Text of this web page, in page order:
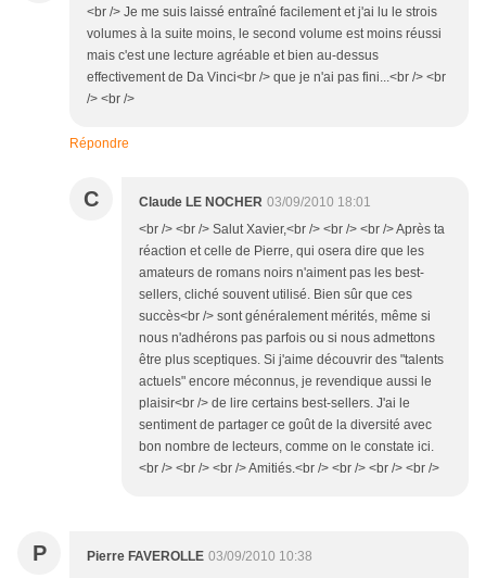
<br /> Je me suis laissé entraîné facilement et j'ai lu le strois
volumes à la suite moins, le second volume est moins réussi
mais c'est une lecture agréable et bien au-dessus
effectivement de Da Vinci<br /> que je n'ai pas fini...<br /> <br
/> <br />
Répondre
C Claude LE NOCHER 03/09/2010 18:01
<br /> <br /> Salut Xavier,<br /> <br /> <br /> Après ta
réaction et celle de Pierre, qui osera dire que les
amateurs de romans noirs n'aiment pas les best-
sellers, cliché souvent utilisé. Bien sûr que ces
succès<br /> sont généralement mérités, même si
nous n'adhérons pas parfois ou si nous admettons
être plus sceptiques. Si j'aime découvrir des "talents
actuels" encore méconnus, je revendique aussi le
plaisir<br /> de lire certains best-sellers. J'ai le
sentiment de partager ce goût de la diversité avec
bon nombre de lecteurs, comme on le constate ici.
<br /> <br /> <br /> Amitiés.<br /> <br /> <br /> <br />
P Pierre FAVEROLLE 03/09/2010 10:38